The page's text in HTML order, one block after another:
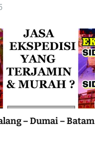
– Dumai – Batam